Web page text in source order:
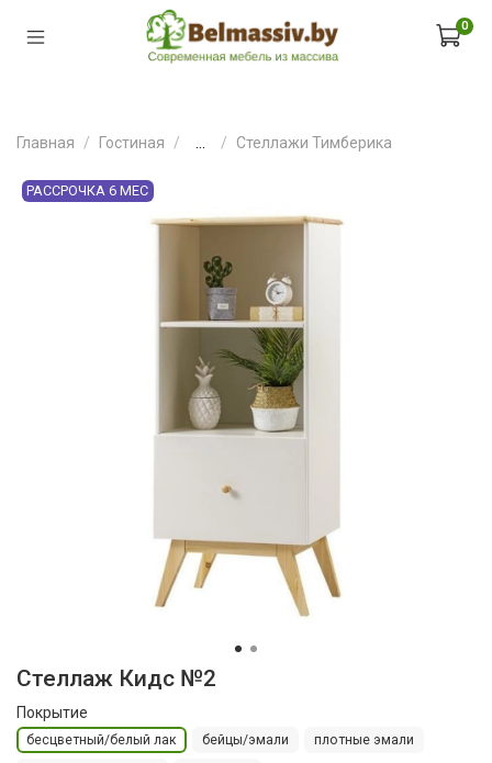
0
Главная Гостиная Стеллажи Тимберика
РАССРОЧКА 6 МЕС
Стеллаж Кидс №2
Покрытие
бесцветный/белый лак бейцы/эмали плотные эмали